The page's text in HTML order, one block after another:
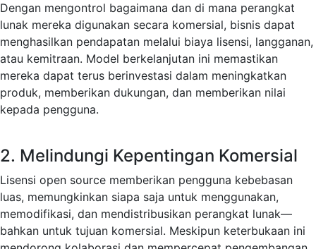
Dengan mengontrol bagaimana dan di mana perangkat
lunak mereka digunakan secara komersial, bisnis dapat
menghasilkan pendapatan melalui biaya lisensi, langganan,
atau kemitraan. Model berkelanjutan ini memastikan
mereka dapat terus berinvestasi dalam meningkatkan
produk, memberikan dukungan, dan memberikan nilai
kepada pengguna.
2. Melindungi Kepentingan Komersial
Lisensi open source memberikan pengguna kebebasan
luas, memungkinkan siapa saja untuk menggunakan,
memodifikasi, dan mendistribusikan perangkat lunak—
bahkan untuk tujuan komersial. Meskipun keterbukaan ini